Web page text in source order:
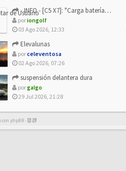
- INFO - [C5 X7]: "Carga batería o alimentación eléctri...
poriongolf
03 Ago 2026, 12:33
Elevalunas
porceleventosa
02 Ago 2026, 07:26
suspensión delantera dura
porgalgo
29 Jul 2026, 21:28
con phpBB -